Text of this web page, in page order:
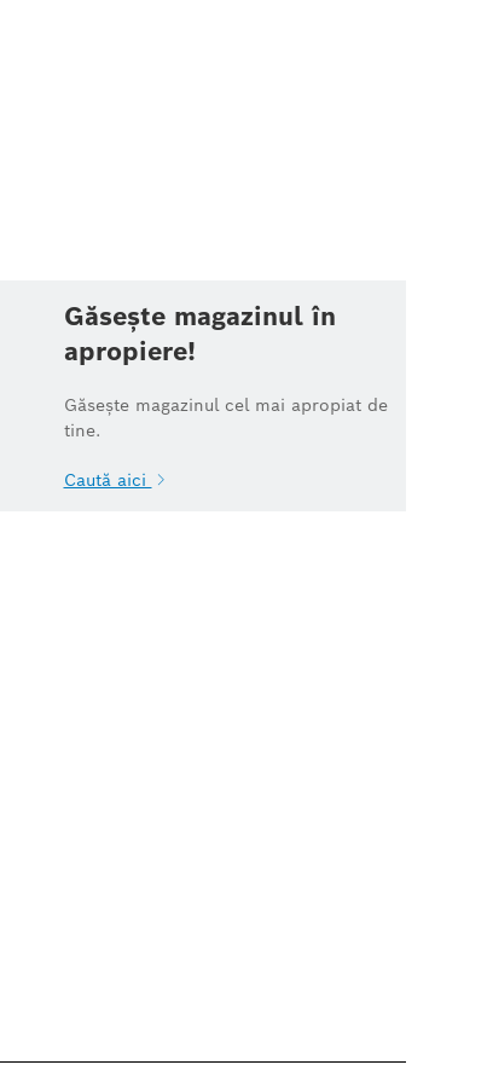
Găsește magazinul în
apropiere!
Găsește magazinul cel mai apropiat de
tine.
Caută aici